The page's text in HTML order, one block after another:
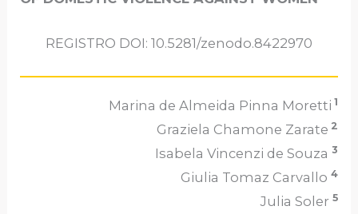
REGISTRO DOI: 10.5281/zenodo.8422970
Marina de Almeida Pinna Moretti 1
Graziela Chamone Zarate 2
Isabela Vincenzi de Souza 3
Giulia Tomaz Carvallo 4
Julia Soler 5